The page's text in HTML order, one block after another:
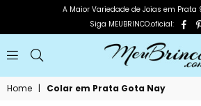
A Maior Variedade de Joias em Prata
Siga MEUBRINCO.oficial:
MEUBRINCO
Home | Colar em Prata Gota Nay